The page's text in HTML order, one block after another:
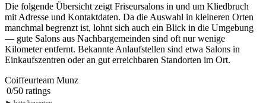
Die folgende Übersicht zeigt Friseursalons in und um Kliedbruch
mit Adresse und Kontaktdaten. Da die Auswahl in kleineren Orten
manchmal begrenzt ist, lohnt sich auch ein Blick in die Umgebung
— gute Salons aus Nachbargemeinden sind oft nur wenige
Kilometer entfernt. Bekannte Anlaufstellen sind etwa Salons in
Einkaufszentren oder an gut erreichbaren Standorten im Ort.
Coiffeurteam Munz
0/50 ratings